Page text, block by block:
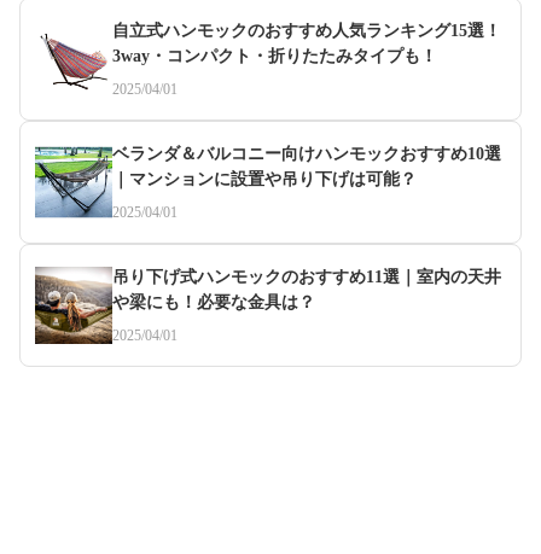
自立式ハンモックのおすすめ人気ランキング15選！
3way・コンパクト・折りたたみタイプも！
2025/04/01
ベランダ＆バルコニー向けハンモックおすすめ10選
｜マンションに設置や吊り下げは可能？
2025/04/01
吊り下げ式ハンモックのおすすめ11選｜室内の天井
や梁にも！必要な金具は？
2025/04/01